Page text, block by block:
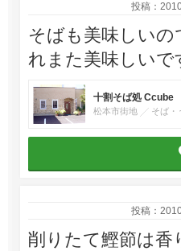
投稿：
そばも美味しい
れまた美味しいで
十割そば処 Ccube
松本市街地 そば・
投稿：
削りたて鰹節は香